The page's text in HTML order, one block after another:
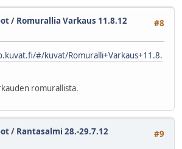
#8
/ Romurallia Varkaus 11.8.12
#/kuvat/Romuralli+Varkaus+11.8.
romurallista.
#9
/ Rantasalmi 28.-29.7.12